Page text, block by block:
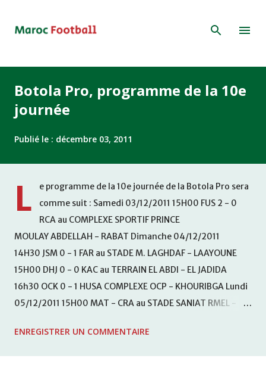
Botola Pro, programme de la 10e
journée
Publié le : décembre 03, 2011
L
e programme de la 10e journée de la Botola Pro sera
comme suit : Samedi 03/12/2011 15H00 FUS 2 - 0
RCA au COMPLEXE SPORTIF PRINCE
MOULAY ABDELLAH - RABAT Dimanche 04/12/2011
14H30 JSM 0 - 1 FAR au STADE M. LAGHDAF - LAAYOUNE
15H00 DHJ 0 - 0 KAC au TERRAIN EL ABDI - EL JADIDA
16h30 OCK 0 - 1 HUSA COMPLEXE OCP - KHOURIBGA Lundi
05/12/2011 15H00 MAT - CRA au STADE SANIAT RMEL -
KHEMISET Mardi 06/12/2011 15H00 WAF - OCS au
ENREGISTRER UN COMMENTAIRE